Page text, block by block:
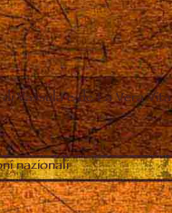
Vassula e de La Vera
nazionali